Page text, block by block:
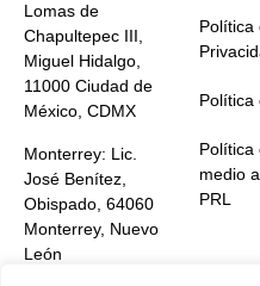
Lomas de
Chapultepec III,
Miguel Hidalgo,
11000 Ciudad de
México, CDMX
Monterrey: Lic.
José Benítez,
Obispado, 64060
Monterrey, Nuevo
León
Política
Política
Política
medio
PRL